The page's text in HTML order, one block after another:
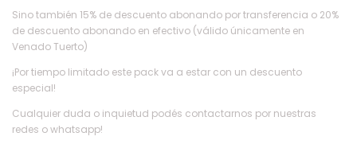
Sino también 15% de descuento abonando por transferencia o 20%
de descuento abonando en efectivo (válido únicamente en
Venado Tuerto)
¡Por tiempo limitado este pack va a estar con un descuento
especial!
Cualquier duda o inquietud podés contactarnos por nuestras
redes o whatsapp!